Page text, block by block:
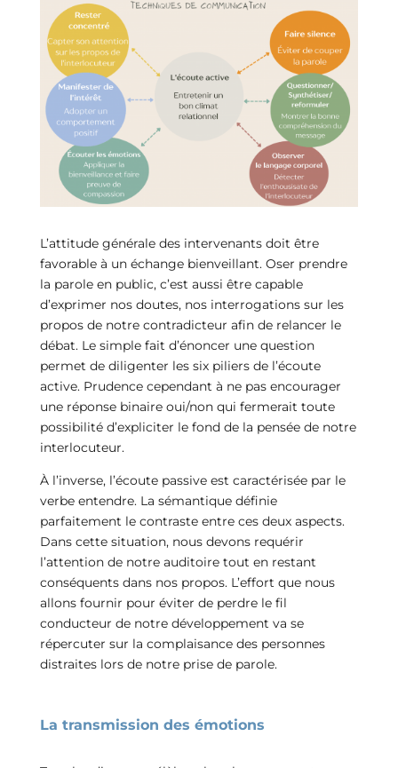
L’attitude générale des intervenants doit être
favorable à un échange bienveillant. Oser prendre
la parole en public, c’est aussi être capable
d’exprimer nos doutes, nos interrogations sur les
propos de notre contradicteur afin de relancer le
débat. Le simple fait d’énoncer une question
permet de diligenter les six piliers de l’écoute
active. Prudence cependant à ne pas encourager
une réponse binaire oui/non qui fermerait toute
possibilité d’expliciter le fond de la pensée de notre
interlocuteur.
À l’inverse, l’écoute passive est caractérisée par le
verbe entendre. La sémantique définie
parfaitement le contraste entre ces deux aspects.
Dans cette situation, nous devons requérir
l’attention de notre auditoire tout en restant
conséquents dans nos propos. L’effort que nous
allons fournir pour éviter de perdre le fil
conducteur de notre développement va se
répercuter sur la complaisance des personnes
distraites lors de notre prise de parole.
La transmission des émotions